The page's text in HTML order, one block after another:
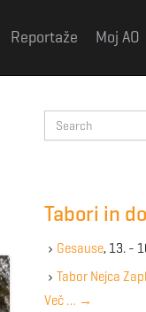
Reportaže Moj AO
e
e
y
w
Tabori in
Gesause, 13. -
Tabor Nejca
Več … →